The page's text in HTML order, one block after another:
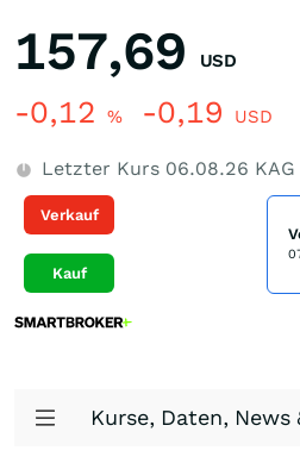
157,69 USD
-0,12 % -0,19 USD
Letzter Kurs 06.08.26
Verkauf
Kauf
Kurse, Daten, News